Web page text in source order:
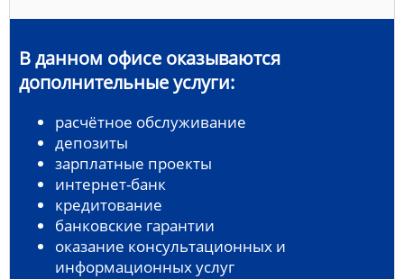
В данном офисе оказываются
дополнительные услуги:
расчётное обслуживание
депозиты
зарплатные проекты
интернет-банк
кредитование
банковские гарантии
оказание консультационных и
информационных услуг